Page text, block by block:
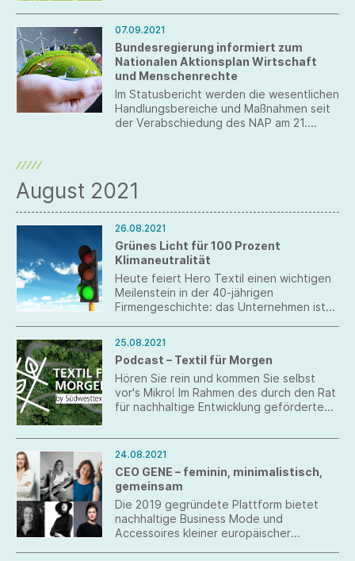
07.09.2021
Bundesregierung informiert zum
Nationalen Aktionsplan Wirtschaft
und Menschenrechte
Im Statusbericht werden die wesentlichen
Handlungsbereiche und Maßnahmen seit
der Verabschiedung des NAP am 21.
August 2021
26.08.2021
Grünes Licht für 100 Prozent
Klimaneutralität
Heute feiert Hero Textil einen wichtigen
Meilenstein in der 40-jährigen
Firmengeschichte: das Unternehmen ist
25.08.2021
Podcast – Textil für Morgen
Hören Sie rein und kommen Sie selbst
vor's Mikro! Im Rahmen des durch den Rat
für nachhaltige Entwicklung geförderten
Podcast, in dem Branchenvertreter*innen
über Transformationsprozesse,
Innovationen und ihre Perspektiven auf
das Thema Nachhaltigkeit sprechen.
24.08.2021
CEO GENE – feminin, minimalistisch,
gemeinsam
Die 2019 gegründete Plattform bietet
nachhaltige Business Mode und
Accessoires kleiner europäischer